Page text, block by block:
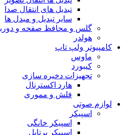
تبدیل های انتقال صدا
سایر تبدیل و مبدل ها
گلس و محافظ صفحه و
هولدر
کامپیوتر ولپ تاپ
ماوس
کیبورد
تجهیزات دخیره سازی
هارد اکسترنال
فلش و مموری
لوازم صوتی
اسپیکر
اسپیکر خانگی
اسپیکر پرتابل